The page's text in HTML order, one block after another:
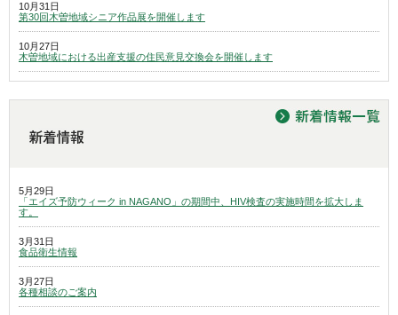
10月31日
第30回木曽地域シニア作品展を開催します
10月27日
木曽地域における出産支援の住民意見交換会を開催します
5月29日
「エイズ予防ウィーク in NAGANO」の期間中、HIV検査の実施時間を拡大しま
す。
3月31日
食品衛生情報
3月27日
各種相談のご案内